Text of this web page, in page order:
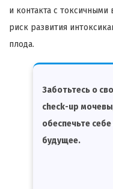
и контакта с
риск развития
плода.
Заботьтесь о
check-up
обеспечьте
будущее.